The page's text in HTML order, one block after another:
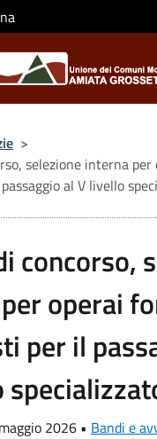
>
selezione interna
al V livello
concorso,
operai
per il
2026 • Bandi e